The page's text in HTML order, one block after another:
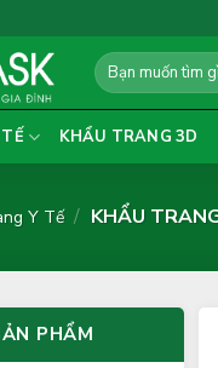
Search
for:
KHẨU TRANG 3D
Y Tế / KHẨU
PHẨM